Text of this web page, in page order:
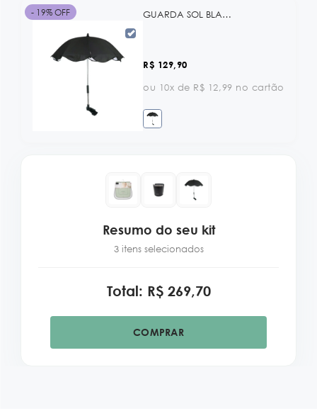
GUARDA SOL BLACK KB
R$ 129,90
ou 10x de R$ 12,99 no cartão
- 19% OFF
Resumo do seu kit
3 itens selecionados
Total: R$ 269,70
COMPRAR